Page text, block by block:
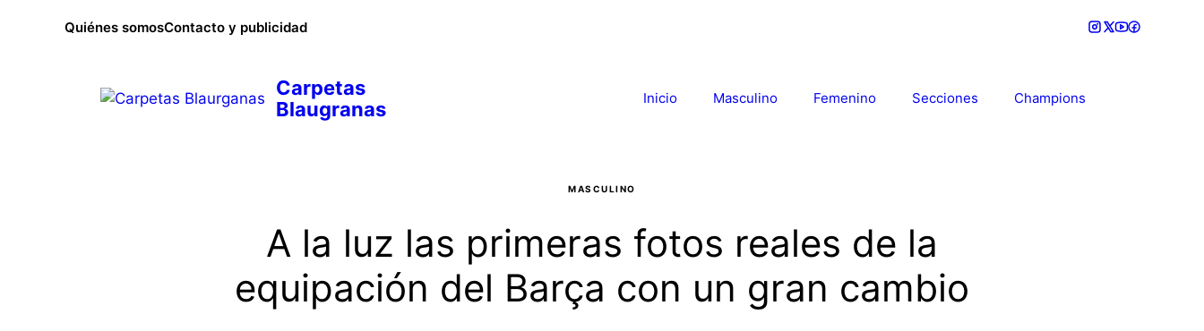
Quiénes somosContacto y publicidad
Inicio Masculino Femenino Secciones Champions
MASCULINO
A la luz las primeras fotos reales de la
equipación del Barça con un gran cambio